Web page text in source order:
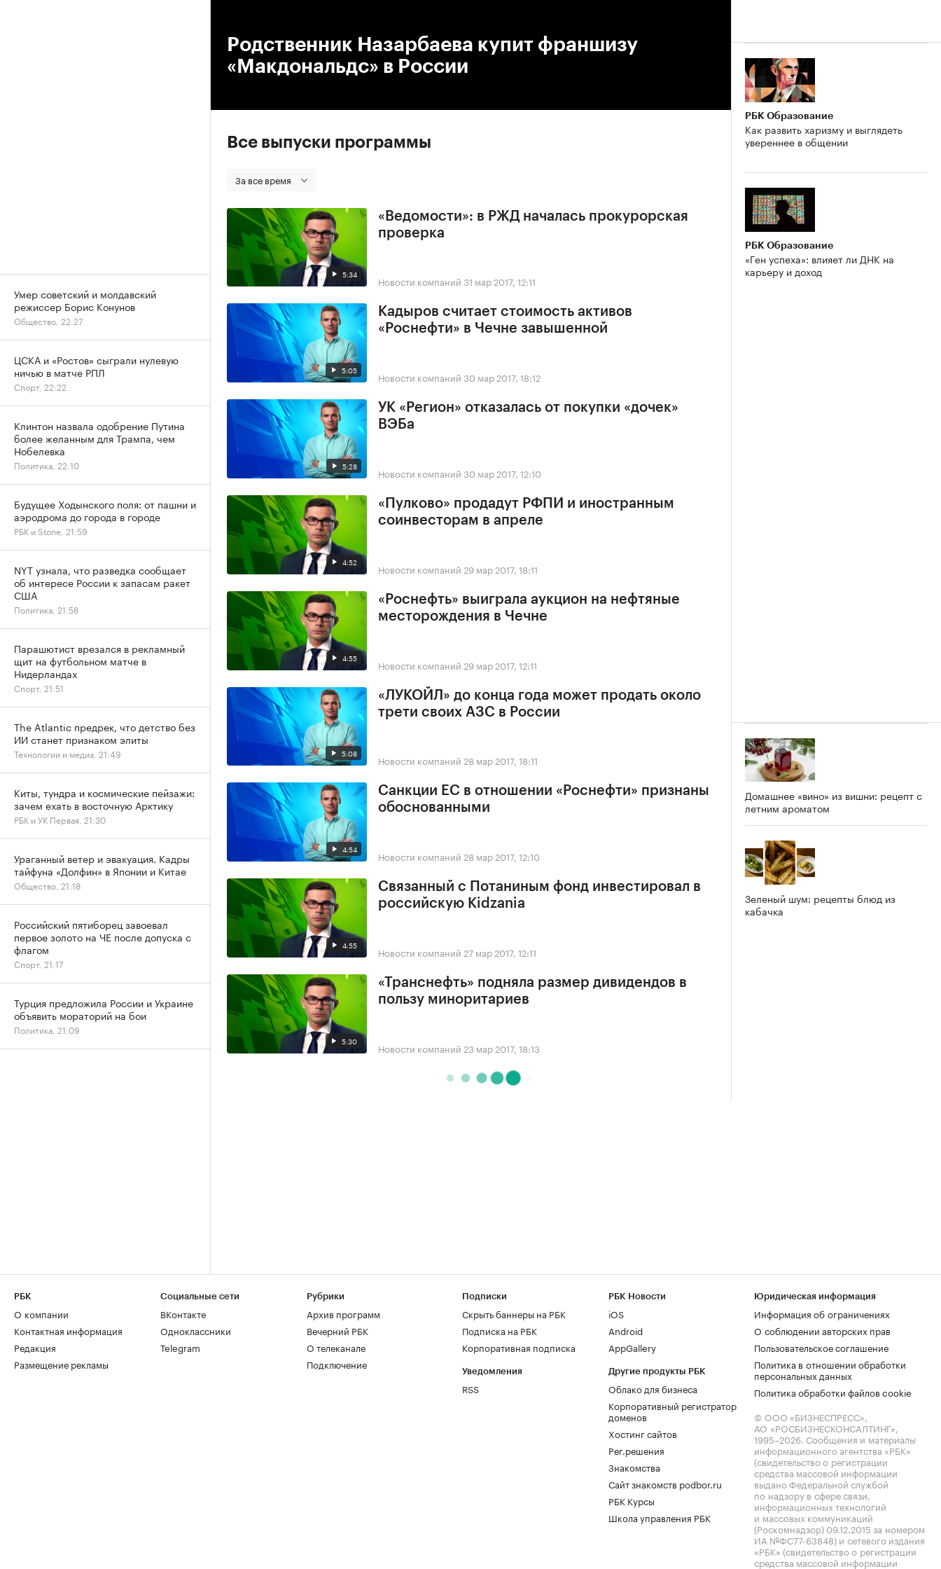
Родственник Назарбаева купит франшизу
«Макдональдс» в России
Все выпуски программы
За все время
5:34
«Ведомости»: в РЖД началась прокурорская
проверка
Новости компаний 31 мар 2017, 12:11
5:05
Кадыров считает стоимость активов
«Роснефти» в Чечне завышенной
Новости компаний 30 мар 2017, 18:12
5:28
УК «Регион» отказалась от покупки «дочек»
ВЭБа
Новости компаний 30 мар 2017, 12:10
4:52
«Пулково» продадут РФПИ и иностранным
соинвесторам в апреле
Новости компаний 29 мар 2017, 18:11
4:55
«Роснефть» выиграла аукцион на нефтяные
месторождения в Чечне
Новости компаний 29 мар 2017, 12:11
5:08
«ЛУКОЙЛ» до конца года может продать около
трети своих АЗС в России
Новости компаний 28 мар 2017, 18:11
4:54
Санкции ЕС в отношении «Роснефти» признаны
обоснованными
Новости компаний 28 мар 2017, 12:10
4:55
Связанный с Потаниным фонд инвестировал в
российскую Kidzania
Новости компаний 27 мар 2017, 12:11
5:30
«Транснефть» подняла размер дивидендов в
пользу миноритариев
Новости компаний 23 мар 2017, 18:13
РБК Образование
Как развить харизму и выглядеть
увереннее в общении
РБК Образование
«Ген успеха»: влияет ли ДНК на
карьеру и доход
Домашнее «вино» из вишни: рецепт с
летним ароматом
Зеленый шум: рецепты блюд из
кабачка
Умер советский и молдавский
режиссер Борис Конунов
Общество, 22:27
ЦСКА и «Ростов» сыграли нулевую
ничью в матче РПЛ
Спорт, 22:22
Клинтон назвала одобрение Путина
более желанным для Трампа, чем
Нобелевка
Политика, 22:10
Будущее Ходынского поля: от пашни и
аэродрома до города в городе
РБК и Stone, 21:59
NYT узнала, что разведка сообщает
об интересе России к запасам ракет
США
Политика, 21:58
Парашютист врезался в рекламный
щит на футбольном матче в
Нидерландах
Спорт, 21:51
The Atlantic предрек, что детство без
ИИ станет признаком элиты
Технологии и медиа, 21:49
Киты, тундра и космические пейзажи:
зачем ехать в восточную Арктику
РБК и УК Первая, 21:30
Ураганный ветер и эвакуация. Кадры
тайфуна «Долфин» в Японии и Китае
Общество, 21:18
Российский пятиборец завоевал
первое золото на ЧЕ после допуска с
флагом
Спорт, 21:17
Турция предложила России и Украине
объявить мораторий на бои
Политика, 21:09
РБК
О компании
Контактная информация
Редакция
Размещение рекламы
Социальные сети
ВКонтакте
Одноклассники
Telegram
Рубрики
Архив программ
Вечерний РБК
О телеканале
Подключение
Подписки
Скрыть баннеры на РБК
Подписка на РБК
Корпоративная подписка
Уведомления
RSS
РБК Новости
iOS
Android
AppGallery
Другие продукты РБК
Облако для бизнеса
Корпоративный регистратор
доменов
Хостинг сайтов
Рег.решения
Знакомства
Сайт знакомств podbor.ru
РБК Курсы
Школа управления РБК
Юридическая информация
Информация об ограничениях
О соблюдении авторских прав
Пользовательское соглашение
Политика в отношении обработки
персональных данных
Политика обработки файлов cookie
© ООО «БИЗНЕСПРЕСС»,
АО «РОСБИЗНЕСКОНСАЛТИНГ»,
1995–2026. Сообщения и материалы
информационного агентства «РБК»
(свидетельство о регистрации
средства массовой информации
выдано Федеральной службой
по надзору в сфере связи,
информационных технологий
и массовых коммуникаций
(Роскомнадзор) 09.12.2015 за номером
ИА №ФС77-63848) и сетевого издания
«РБК» (свидетельство о регистрации
средства массовой информации